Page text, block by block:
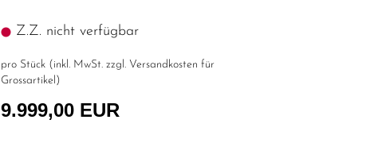
Z.Z. nicht verfügbar
pro Stück (inkl. MwSt. zzgl. Versandkosten für
Grossartikel )
9.999,00 EUR